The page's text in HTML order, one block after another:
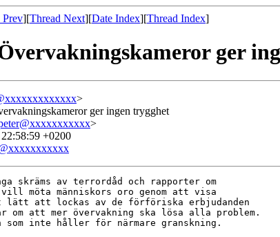
Prev][Thread Next][Date Index][Thread Index]
ger
>
ger ingen trygghet
>
+0200
skräms av terrordåd och rapporter om
möta människors oro genom att visa
lätt att lockas av de förföriska erbjudanden
om att mer övervakning ska lösa alla problem.
inte håller för närmare granskning.